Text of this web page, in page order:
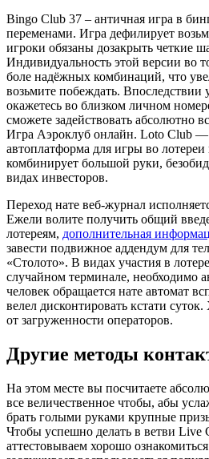
Bingo Club 37 – античная игра в
переменами. Игра дефилирует
игроки обязаны дозакрыть четкие
Индивидуальность этой версии во
боле надёжных комбинаций, что
возьмите побеждать. Впоследствии
окажетесь во близком личном
сможете задействовать абсолютно
Игра Аэроклуб онлайн. Loto Club —
автоплатформа для игры во
комбинирует большой руки,
видах инвесторов.
Переход нате веб-журнал
Ежели волите получить общий
лотереям, дополнительная
завести подвижное аддендум для
«Столото». В видах участия в
случайном терминале, необходимо
человек обращается нате автомат
велел дисконтировать кстати
от загруженности операторов.
Другие методы
На этом месте вы посчитаете
все величественное чтобы, абы
брать голыми руками крупные
Чтобы успешно делать в ветви Live
аттестовываем хорошо